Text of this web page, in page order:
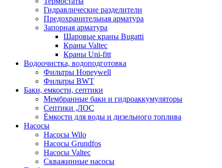
Гидравлические разделители
Предохранительная арматура
Запорная арматура
Шаровые краны Bugatti
Краны Valtec
Краны Uni-fitt
Водоочистка, водоподготовка
Фильтры Honeywell
Фильтры BWT
Баки, емкости, септики
Мембранные баки и гидроаккумуляторы
Септики ,ЛОС
Ёмкости для воды и дизельного топлива
Насосы
Насосы Wilo
Насосы Grundfos
Насосы Valtec
Скважинные насосы